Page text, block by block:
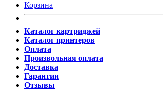
Корзина
Каталог картриджей
Каталог принтеров
Оплата
Произвольная оплата
Доставка
Гарантии
Отзывы